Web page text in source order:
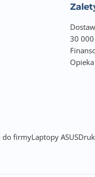
30
do firmyLaptopy ASUS